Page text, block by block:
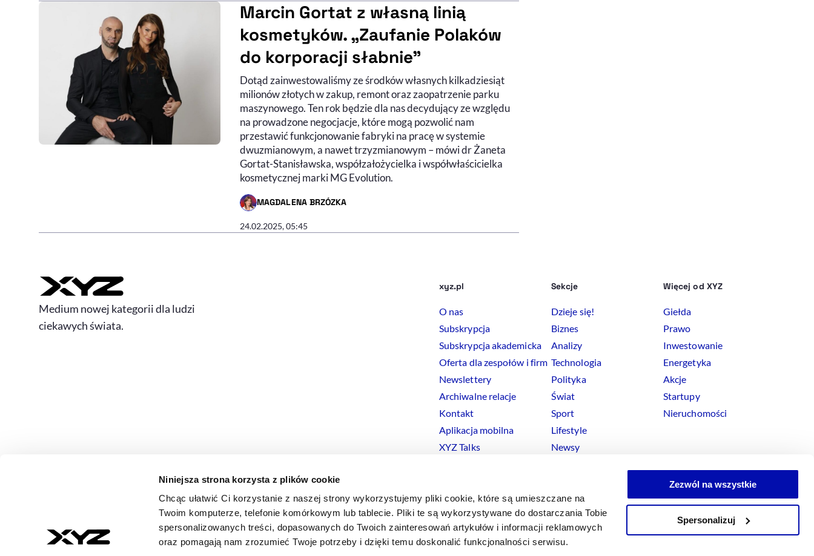
Niniejsza strona korzysta z plików cookie
Chcąc ułatwić Ci korzystanie z naszej strony wykorzystujemy pliki cookie, które są umieszczane na
Twoim komputerze, telefonie komórkowym lub tablecie. Pliki te są wykorzystywane do dostarczania Tobie
spersonalizowanych treści, dopasowanych do Twoich zainteresowań artykułów i informacji reklamowych
oraz pomagają nam zrozumieć Twoje potrzeby i dzięki temu doskonalić funkcjonalności serwisu.
Zezwól na wszystkie
Spersonalizuj
Marcin Gortat z własną linią
kosmetyków. „Zaufanie Polaków
do korporacji słabnie"
Dotąd zainwestowaliśmy ze środków własnych kilkadziesiąt
milionów złotych w zakup, remont oraz zaopatrzenie parku
maszynowego. Ten rok będzie dla nas decydujący ze względu
na prowadzone negocjacje, które mogą pozwolić nam
przestawić funkcjonowanie fabryki na pracę w systemie
dwuzmianowym, a nawet trzyzmianowym – mówi dr Żaneta
Gortat-Stanisławska, współzałożycielka i współwłaścicielka
kosmetycznej marki MG Evolution.
MAGDALENA BRZÓZKA
- AUTOR ARTYKUŁU - PROFIL
24.02.2025, 05:45
Medium nowej kategorii dla ludzi
ciekawych świata.
xyz.pl
O nas
Subskrypcja
Subskrypcja akademicka
Oferta dla zespołów i firm
Newslettery
Archiwalne relacje
Kontakt
Aplikacja mobilna
XYZ Talks
Sekcje
Dzieje się!
Biznes
Analizy
Technologia
Polityka
Świat
Sport
Lifestyle
Newsy
Więcej od XYZ
Giełda
Prawo
Inwestowanie
Energetyka
Akcje
Startupy
Nieruchomości
© 2026 XYZ. Wszystkie prawa zastrzeżone
All rights reserved
ISSN 3071-8147
Polityka prywatnościPolitykaCookiesRegulaminUstawieniaCookies
x LinkedinFacebookInstagramYoutube